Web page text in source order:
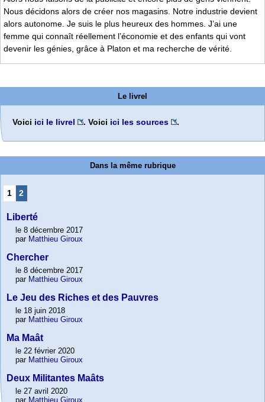
Nous décidons alors de créer nos magasins. Notre industrie devient
alors autonome. Je suis le plus heureux des hommes. J’ai une
femme qui connaît réellement l’économie et des enfants qui vont
devenir les génies, grâce à Platon et ma recherche de vérité.
Le livrel
Voici ici le livrel . Voici ici les sources .
Dans la même rubrique
1 2
Liberté
le 8 décembre 2017
par Matthieu Giroux
Chercher
le 8 décembre 2017
par Matthieu Giroux
Le Jeu des Riches et des Pauvres
le 18 juin 2018
par Matthieu Giroux
Ma Maât
le 22 février 2020
par Matthieu Giroux
Deux Militantes Maâts
le 27 avril 2020
par Matthieu Giroux